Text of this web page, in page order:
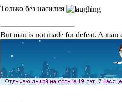
Только без насилия
But man is not made for defeat. A man